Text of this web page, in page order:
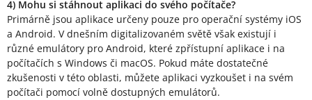
4) Mohu si stáhnout aplikaci do svého počítače?
Primárně jsou aplikace určeny pouze pro operační systémy iOS
a Android. V dnešním digitalizovaném světě však existují i
různé emulátory pro Android, které zpřístupní aplikace i na
počítačích s Windows či macOS. Pokud máte dostatečné
zkušenosti v této oblasti, můžete aplikaci vyzkoušet i na svém
počítači pomocí volně dostupných emulátorů.